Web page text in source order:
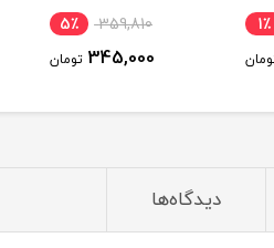
1٪
موهای رنگ و دکلره شده
359,810 5٪
345,000 تومان
دیدگاه‌ها